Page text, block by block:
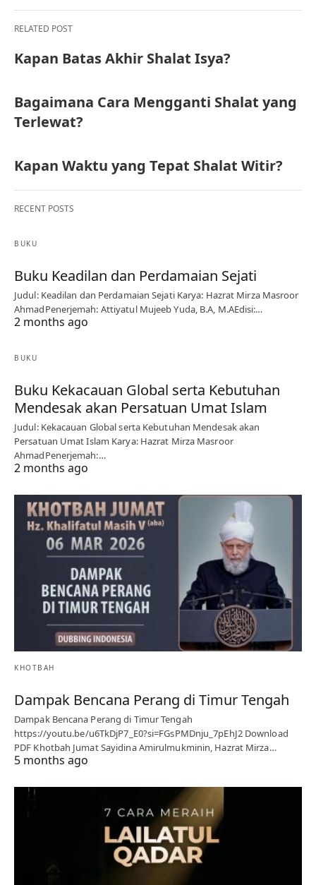
RELATED POST
Kapan Batas Akhir Shalat Isya?
Bagaimana Cara Mengganti Shalat yang
Terlewat?
Kapan Waktu yang Tepat Shalat Witir?
RECENT POSTS
BUKU
Buku Keadilan dan Perdamaian Sejati
Judul: Keadilan dan Perdamaian Sejati Karya: Hazrat Mirza Masroor
AhmadPenerjemah: Attiyatul Mujeeb Yuda, B.A, M.AEdisi:…
2 months ago
BUKU
Buku Kekacauan Global serta Kebutuhan
Mendesak akan Persatuan Umat Islam
Judul: Kekacauan Global serta Kebutuhan Mendesak akan
Persatuan Umat Islam Karya: Hazrat Mirza Masroor
AhmadPenerjemah:…
2 months ago
KHOTBAH
Dampak Bencana Perang di Timur Tengah
Dampak Bencana Perang di Timur Tengah
https://youtu.be/u6TkDjP7_E0?si=FGsPMDnju_7pEhJ2 Download
PDF Khotbah Jumat Sayidina Amirulmukminin, Hazrat Mirza…
5 months ago